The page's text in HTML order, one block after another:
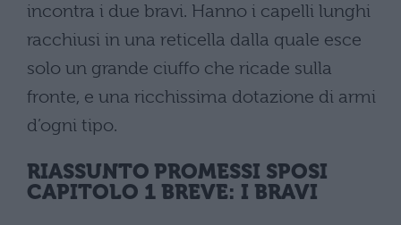
incontra i due bravi. Hanno i capelli lunghi
racchiusi in una reticella dalla quale esce
solo un grande ciuffo che ricade sulla
fronte, e una ricchissima dotazione di armi
d’ogni tipo.
RIASSUNTO PROMESSI SPOSI
CAPITOLO 1 BREVE: I BRAVI